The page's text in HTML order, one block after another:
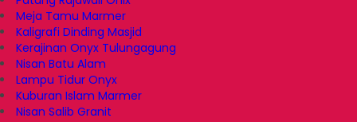
Meja Tamu Marmer
Kaligrafi Dinding Masjid
Kerajinan Onyx Tulungagung
Nisan Batu Alam
Lampu Tidur Onyx
Kuburan Islam Marmer
Nisan Salib Granit